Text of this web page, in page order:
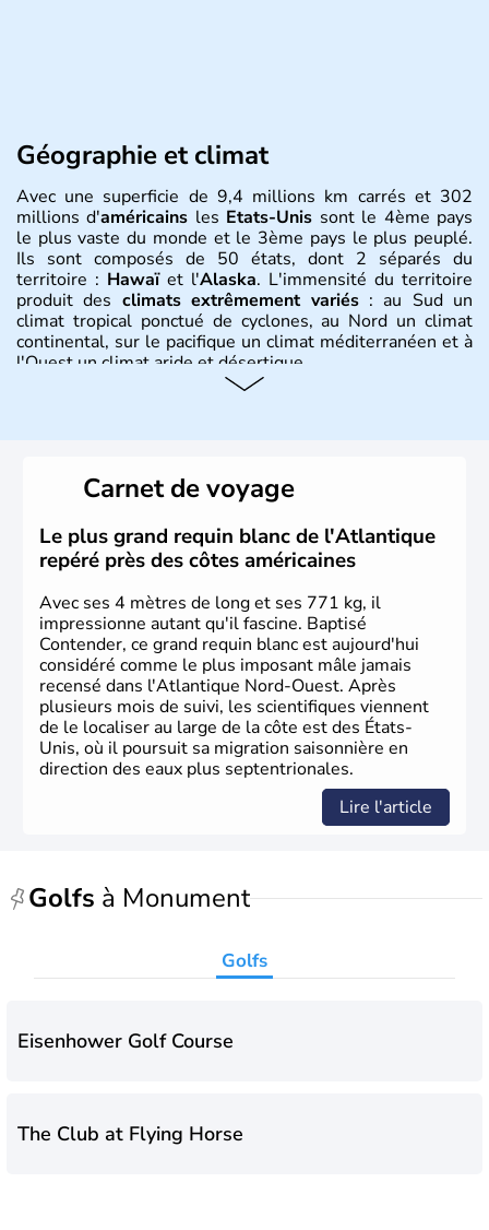
Géographie et climat
Avec une superficie de 9,4 millions km carrés et 302
millions d'américains les Etats-Unis sont le 4ème pays
le plus vaste du monde et le 3ème pays le plus peuplé.
Ils sont composés de 50 états, dont 2 séparés du
territoire : Hawaïet l'Alaska. L'immensité du territoire
produit des climats extrêmement variés: au Sud un
climat tropical ponctué de cyclones, au Nord un climat
continental, sur le pacifique un climat méditerranéen et à
l'Ouest un climat aride et désertique.
Plusieurs populations se sont succédées avant l'arrivée
des européens, suite à la découverte du continent par
Christophe Colomb en 1492. Les 13 colonies
britanniques proclament la Déclaration d'indépendance
en 1776 et adoptent leur première constitution en 1787.
La conquête de l'Ouest marque ensuite l'entrée dans une
phase de développement intense.
Carnet de voyage
Le plus grand requin blanc de l'Atlantique
repéré près des côtes américaines
Avec ses 4 mètres de long et ses 771 kg, il
impressionne autant qu'il fascine. Baptisé
Contender, ce grand requin blanc est aujourd'hui
considéré comme le plus imposant mâle jamais
recensé dans l'Atlantique Nord-Ouest. Après
plusieurs mois de suivi, les scientifiques viennent
de le localiser au large de la côte est des États-
Unis, où il poursuit sa migration saisonnière en
direction des eaux plus septentrionales.
Lire l'article
Golfs à Monument
Golfs
Eisenhower Golf Course
The Club at Flying Horse